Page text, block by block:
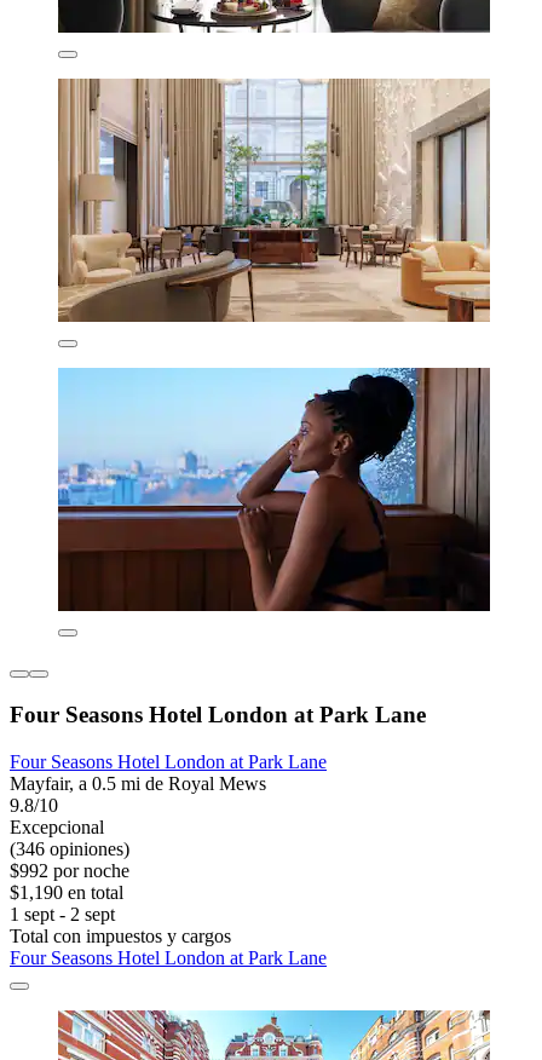
Four Seasons Hotel London at Park Lane
Four Seasons Hotel London at Park Lane
Mayfair, a 0.5 mi de Royal Mews
9.8/10
Excepcional
(346 opiniones)
$992 por noche
$1,190 en total
1 sept - 2 sept
Total con impuestos y cargos
Four Seasons Hotel London at Park Lane